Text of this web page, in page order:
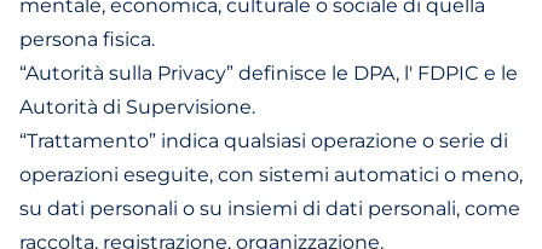
mentale, economica, culturale o sociale di quella
persona fisica.
“Autorità sulla Privacy” definisce le DPA, l' FDPIC e le
Autorità di Supervisione.
“Trattamento” indica qualsiasi operazione o serie di
operazioni eseguite, con sistemi automatici o meno,
su dati personali o su insiemi di dati personali, come
raccolta, registrazione, organizzazione,